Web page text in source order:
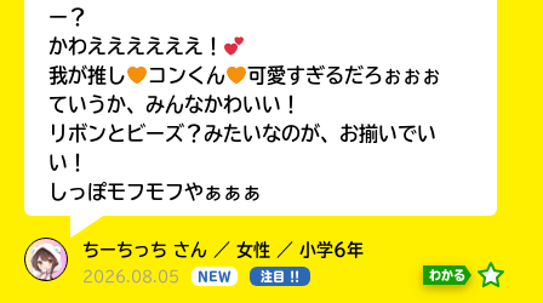
ー？
かわええええええ！
我が推し
コンくん
可愛すぎるだろぉぉぉ
ていうか、みんなかわいい！
リボンとビーズ？みたいなのが、お揃いでい
い！
しっぽモフモフやぁぁぁ
ちーちっち さん ／ 女性 ／ 小学6年
2026.08.05 NEW 注目 !! わかる